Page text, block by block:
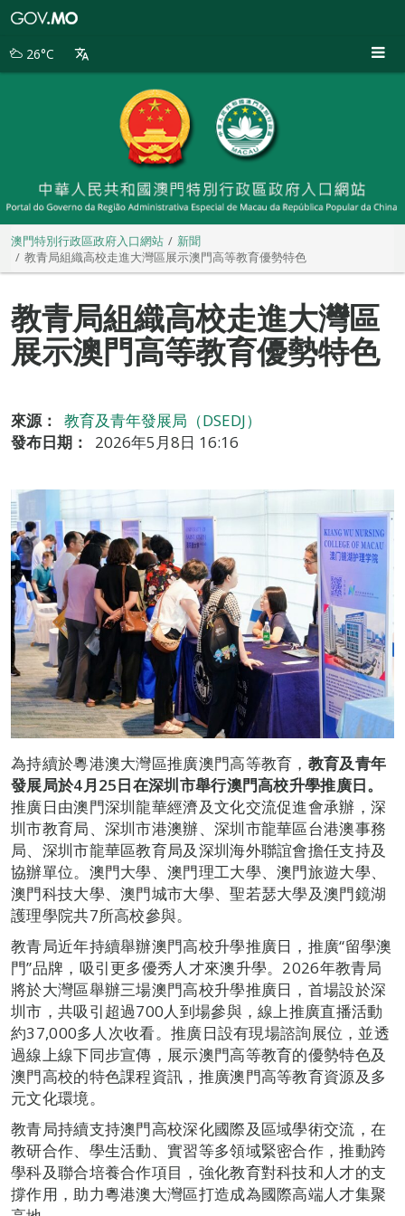
別
26°C
澳門特別行政區政府入口網站
新聞
教青局組織高校走進大灣區展示澳門高等教育優勢特色
教青局組織高校走進大灣區
展示澳門高等教育優勢特色
來源：
教育及青年發展局（DSEDJ）
發布日期：
2026年5月8日 16:16
為持續於粵港澳大灣區推廣澳門高等教育， 教育及青年
發展局於4月25日在深圳市舉行澳門高校升學推廣日。
推廣日由澳門深圳龍華經濟及文化交流促進會承辦，深
圳市教育局、深圳市港澳辦、深圳市龍華區台港澳事務
局、深圳市龍華區教育局及深圳海外聯誼會擔任支持及
協辦單位。澳門大學、澳門理工大學、澳門旅遊大學、
澳門科技大學、澳門城市大學、聖若瑟大學及澳門鏡湖
護理學院共7所高校參與。
教青局近年持續舉辦澳門高校升學推廣日，推廣“留學澳
門”品牌，吸引更多優秀人才來澳升學。2026年教青局
將於大灣區舉辦三場澳門高校升學推廣日，首場設於深
圳市，共吸引超過700人到場參與，線上推廣直播活動
約37,000多人次收看。推廣日設有現場諮詢展位，並透
過線上線下同步宣傳，展示澳門高等教育的優勢特色及
澳門高校的特色課程資訊，推廣澳門高等教育資源及多
元文化環境。
教青局持續支持澳門高校深化國際及區域學術交流，在
教研合作、學生活動、實習等多領域緊密合作，推動跨
學科及聯合培養合作項目，強化教育對科技和人才的支
撐作用，助力粵港澳大灣區打造成為國際高端人才集聚